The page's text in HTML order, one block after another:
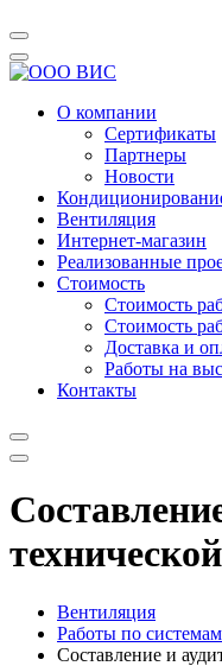
О компании
Сертификаты
Партнеры
Новости
Вентиляция
Интернет-магазин
Реализованные
Стоимость
Стоимость
Стоимость
Доставка и
Работы на
Контакты
Вентиляция
Работы по
Составление и